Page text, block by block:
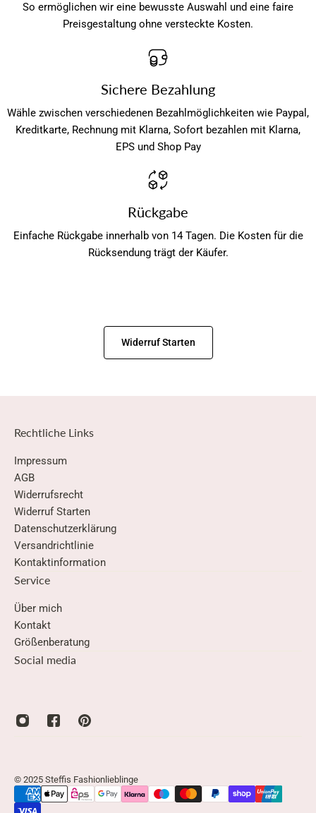
So ermöglichen wir eine bewusste Auswahl und eine faire
Preisgestaltung ohne versteckte Kosten.
Sichere Bezahlung
Wähle zwischen verschiedenen Bezahlmöglichkeiten wie Paypal,
Kreditkarte, Rechnung mit Klarna, Sofort bezahlen mit Klarna,
EPS und Shop Pay
Rückgabe
Einfache Rückgabe innerhalb von 14 Tagen. Die Kosten für die
Rücksendung trägt der Käufer.
Widerruf Starten
Rechtliche Links
Impressum
AGB
Widerrufsrecht
Widerruf Starten
Datenschutzerklärung
Versandrichtlinie
Kontaktinformation
Service
Über mich
Kontakt
Größenberatung
Social media
© 2025 Steffis Fashionlieblinge